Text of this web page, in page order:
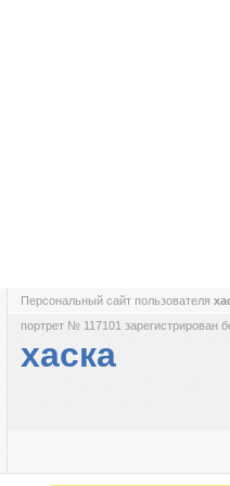
Персональный сайт пользователя
портрет № 117101 зарегистрирован
хаска